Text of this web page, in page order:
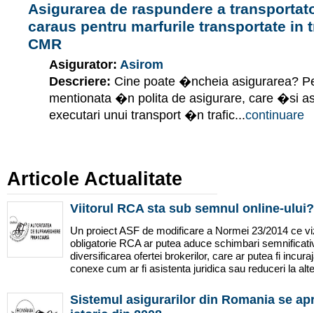
Asigurarea de raspundere a
caraus pentru marfurile transportate in
CMR
Asigurator: Asirom
Descriere: Cine poate �ncheia asigurarea?
mentionata �n polita de asigurare, care �si
executari unui transport �n trafic...continuare
Articole Actualitate
Viitorul RCA sta sub semnul online-ului?
Un proiect ASF de modificare a Normei 23/2014 ce
obligatorie RCA ar putea aduce schimbari
diversificarea ofertei brokerilor, care ar putea fi
conexe cum ar fi asistenta juridica sau reduceri la
Sistemul asigurarilor din Romania se